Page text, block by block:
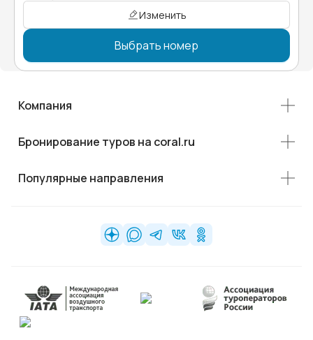
Изменить
Выбрать номер
Компания
Бронирование туров на coral.ru
Популярные направления